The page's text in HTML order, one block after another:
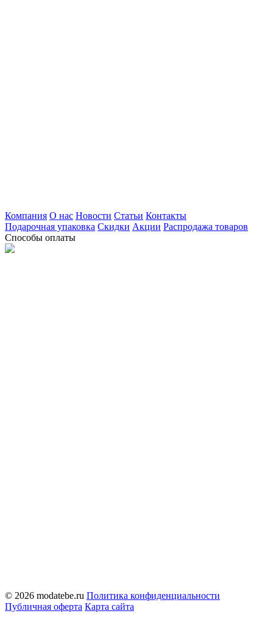
Компания О нас Новости Статьи Контакты
Подарочная упаковка Скидки Акции Распродажа товаров
Способы оплаты
© 2026 modatebe.ru Политика конфиденциальности
Публичная оферта Карта сайта